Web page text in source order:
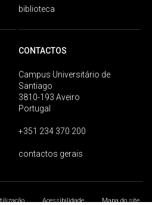
biblioteca
CONTACTOS
Campus Universitário de
Santiago
3810-193 Aveiro
Portugal
+351 234 370 200
contactos gerais
Acessibilidade
Mapa do site